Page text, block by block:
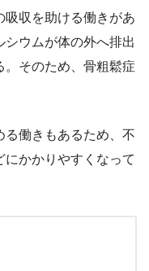
吸収を助ける働きがあ
シウムが体の外へ排出
。そのため、骨粗鬆症
る働きもあるため、不
にかかりやすくなって